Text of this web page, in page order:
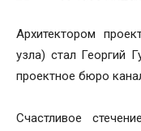
Архитектором
узла) стал Георгий
проектное бюро
Счастливое